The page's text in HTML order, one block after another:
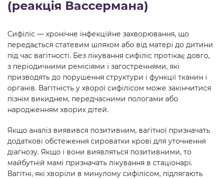
(реакція Вассермана)
Сифіліс — хронічне інфекційне захворювання, що
передається статевим шляхом або від матері до дитини
під час вагітності. Без лікування сифіліс протікає довго,
з періодичними ремісіями і загостреннями, які
призводять до порушення структури і функції тканин і
органів. Вагітність у хворої сифілісом може закінчитися
пізнім викиднем, передчасними пологами або
народженням хворих дітей.
Якщо аналіз виявився позитивним, вагітної призначать
додаткові обстеження сироватки крові для уточнення
діагнозу. Якщо і вони виявляться позитивними, то
майбутній мамі призначать лікування в стаціонарі.
Вагітні, які хворіли в минулому сифілісом, підлягають